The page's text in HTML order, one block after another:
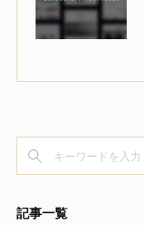
記事一覧